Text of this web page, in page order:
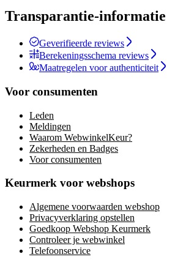
Transparantie-informatie
Geverifieerde reviews
Berekeningsschema reviews
Maatregelen voor authenticiteit
Voor consumenten
Leden
Meldingen
Waarom WebwinkelKeur?
Zekerheden en Badges
Voor consumenten
Keurmerk voor webshops
Algemene voorwaarden webshop
Privacyverklaring opstellen
Goedkoop Webshop Keurmerk
Controleer je webwinkel
Telefoonservice